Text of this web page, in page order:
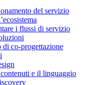
del servizio
i flussi di servizio
di co-progettazione
e il linguaggio